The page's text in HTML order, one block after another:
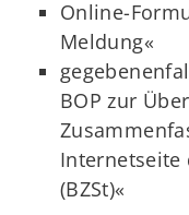
Online-
Meldung«
BOP zur
Internetseite
(BZSt)«